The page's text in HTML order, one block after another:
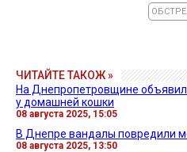
ЧИТАЙТЕ ТАКОЖ »
На Днепропетровщине
у домашней кошки
08 августа 2025, 15:05
В Днепре вандалы повредили
08 августа 2025, 13:50